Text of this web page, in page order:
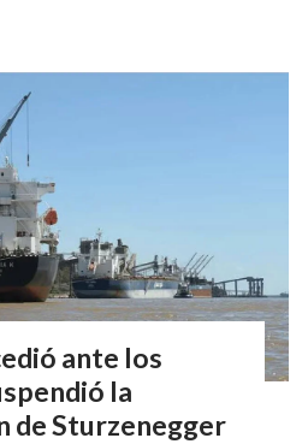
ante los
la
de Sturzenegger